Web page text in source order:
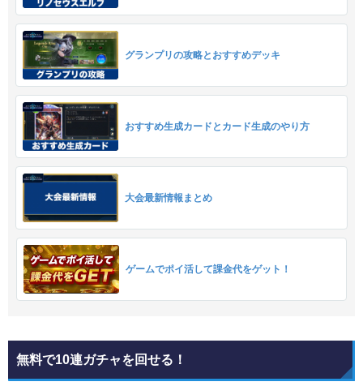
グランプリの攻略とおすすめデッキ
おすすめ生成カードとカード生成のやり方
大会最新情報まとめ
ゲームでポイ活して課金代をゲット！
無料で10連ガチャを回せる！